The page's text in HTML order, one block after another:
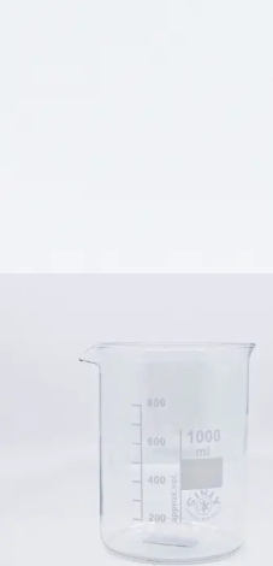
Ponuda uključuje mjerne čaše,
Laboratorijski pribor namijenjen je
Kemig4U webshop omogućuje